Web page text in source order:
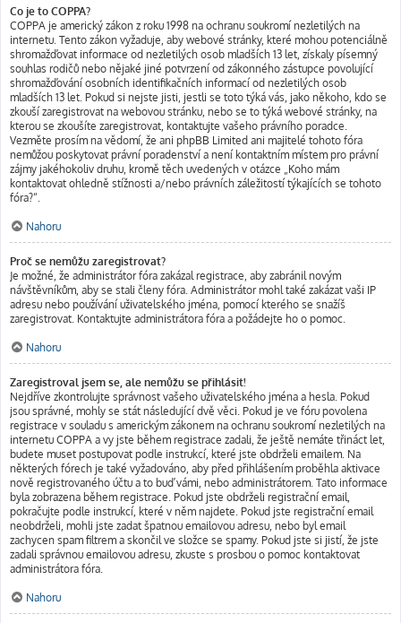
Co je to COPPA?
COPPA je americký zákon z roku 1998 na ochranu soukromí nezletilých na
internetu. Tento zákon vyžaduje, aby webové stránky, které mohou potenciálně
shromažďovat informace od nezletilých osob mladších 13 let, získaly písemný
souhlas rodičů nebo nějaké jiné potvrzení od zákonného zástupce povolující
shromažďování osobních identifikačních informací od nezletilých osob
mladších 13 let. Pokud si nejste jisti, jestli se toto týká vás, jako někoho, kdo se
zkouší zaregistrovat na webovou stránku, nebo se to týká webové stránky, na
kterou se zkoušíte zaregistrovat, kontaktujte vašeho právního poradce.
Vezměte prosím na vědomí, že ani phpBB Limited ani majitelé tohoto fóra
nemůžou poskytovat právní poradenství a není kontaktním místem pro právní
zájmy jakéhokoliv druhu, kromě těch uvedených v otázce „Koho mám
kontaktovat ohledně stížnosti a/nebo právních záležitostí týkajících se tohoto
fóra?“.
Nahoru
Proč se nemůžu zaregistrovat?
Je možné, že administrátor fóra zakázal registrace, aby zabránil novým
návštěvníkům, aby se stali členy fóra. Administrátor mohl také zakázat vaši IP
adresu nebo používání uživatelského jména, pomocí kterého se snažíš
zaregistrovat. Kontaktujte administrátora fóra a požádejte ho o pomoc.
Nahoru
Zaregistroval jsem se, ale nemůžu se přihlásit!
Nejdříve zkontrolujte správnost vašeho uživatelského jména a hesla. Pokud
jsou správné, mohly se stát následující dvě věci. Pokud je ve fóru povolena
registrace v souladu s americkým zákonem na ochranu soukromí nezletilých na
internetu COPPA a vy jste během registrace zadali, že ještě nemáte třináct let,
budete muset postupovat podle instrukcí, které jste obdrželi emailem. Na
některých fórech je také vyžadováno, aby před přihlášením proběhla aktivace
nově registrovaného účtu a to buď vámi, nebo administrátorem. Tato informace
byla zobrazena během registrace. Pokud jste obdrželi registrační email,
pokračujte podle instrukcí, které v něm najdete. Pokud jste registrační email
neobdrželi, mohli jste zadat špatnou emailovou adresu, nebo byl email
zachycen spam filtrem a skončil ve složce se spamy. Pokud jste si jistí, že jste
zadali správnou emailovou adresu, zkuste s prosbou o pomoc kontaktovat
administrátora fóra.
Nahoru